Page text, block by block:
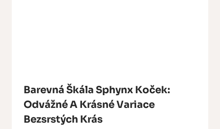
Barevná Škála Sphynx Koček:
Odvážné A Krásné Variace
Bezsrstých Krás